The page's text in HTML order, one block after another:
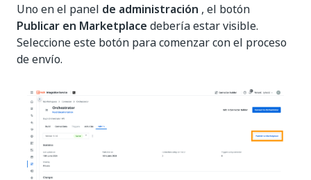
Uno en el panel de administración , el botón
Publicar en Marketplace debería estar visible.
Seleccione este botón para comenzar con el proceso
de envío.